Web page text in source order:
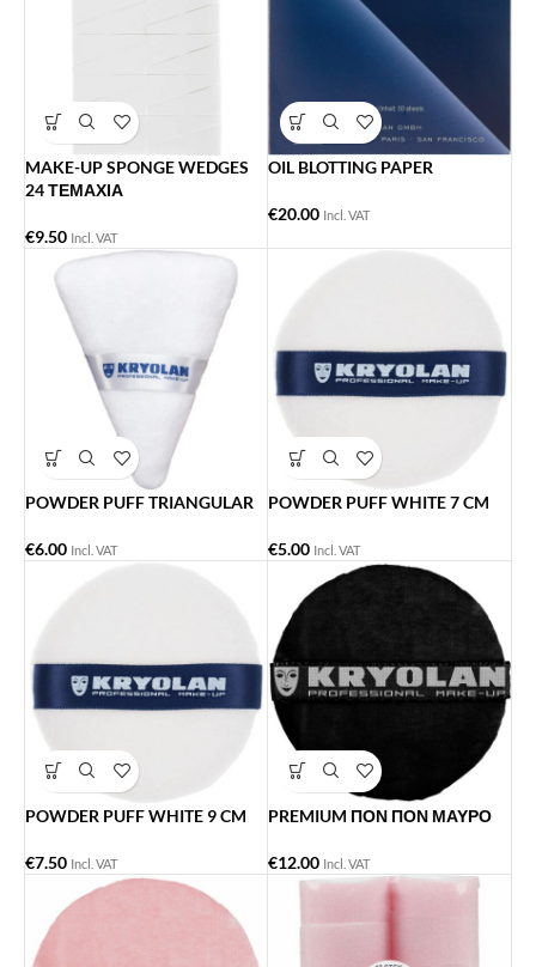
MAKE-UP SPONGE WEDGES
24 ΤΕΜΑΧΙΑ
€9.50 Incl. VAT
OIL BLOTTING PAPER
€20.00 Incl. VAT
POWDER PUFF TRIANGULAR
€6.00 Incl. VAT
POWDER PUFF WHITE 7 CM
€5.00 Incl. VAT
POWDER PUFF WHITE 9 CM
€7.50 Incl. VAT
PREMIUM ΠΟΝ ΠΟΝ ΜΑΥΡΟ
€12.00 Incl. VAT